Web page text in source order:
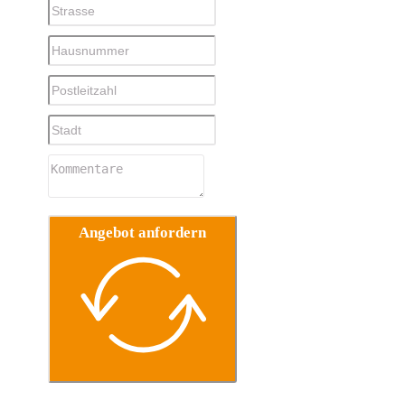
Angebot anfordern